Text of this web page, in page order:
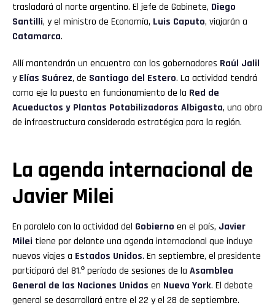
trasladará al norte argentino. El jefe de Gabinete, Diego
Santilli, y el ministro de Economía, Luis Caputo, viajarán a
Catamarca.
Allí mantendrán un encuentro con los gobernadores Raúl Jalil
y Elías Suárez, de Santiago del Estero. La actividad tendrá
como eje la puesta en funcionamiento de la Red de
Acueductos y Plantas Potabilizadoras Albigasta, una obra
de infraestructura considerada estratégica para la región.
La agenda internacional de
Javier Milei
En paralelo con la actividad del Gobierno en el país, Javier
Milei tiene por delante una agenda internacional que incluye
nuevos viajes a Estados Unidos. En septiembre, el presidente
participará del 81.º período de sesiones de la Asamblea
General de las Naciones Unidas en Nueva York. El debate
general se desarrollará entre el 22 y el 28 de septiembre.